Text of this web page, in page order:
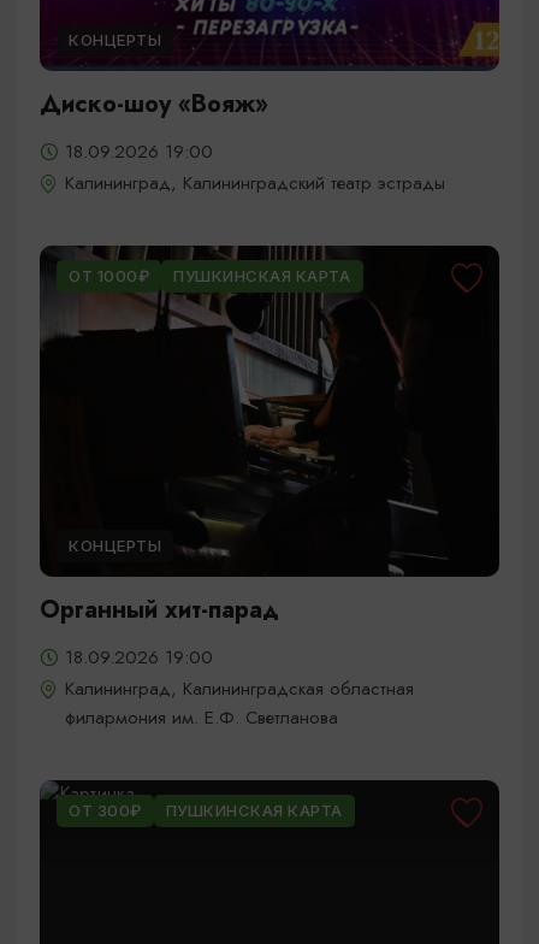
КОНЦЕРТЫ
Диско-шоу «Вояж»
18.09.2026 19:00
Калининград, Калининградский театр эстрады
ОТ 1000₽ ПУШКИНСКАЯ КАРТА
КОНЦЕРТЫ
Органный хит-парад
18.09.2026 19:00
Калининград, Калининградская областная
филармония им. Е.Ф. Светланова
ОТ 300₽ ПУШКИНСКАЯ КАРТА